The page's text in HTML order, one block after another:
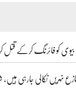
کو فائرنگ کرکے قتل
نہریں نکالی جارہی ہیں،